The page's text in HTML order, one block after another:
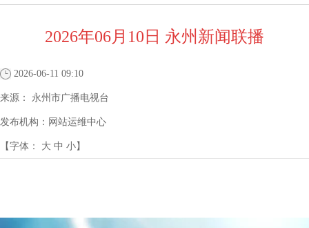
2026年06月10日 永州新闻联播
2026-06-11 09:10
来源： 永州市广播电视台
发布机构： 网站运维中心
【字体： 大 中 小】